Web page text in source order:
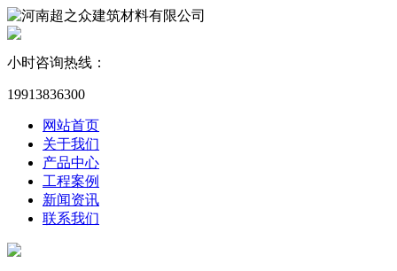
小时咨询热线：
19913836300
网站首页
关于我们
产品中心
工程案例
新闻资讯
联系我们